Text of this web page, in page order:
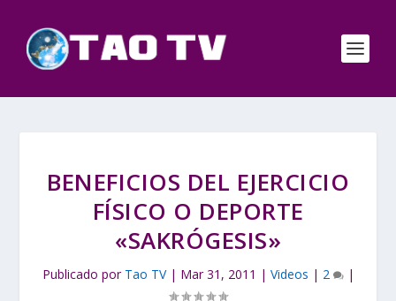
BENEFICIOS DEL EJERCICIO
FÍSICO O DEPORTE
«SAKRÓGESIS»
Publicado por Tao TV| Mar 31, 2011 | Videos | 2 |